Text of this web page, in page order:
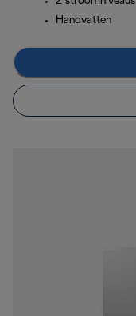
Handvatten